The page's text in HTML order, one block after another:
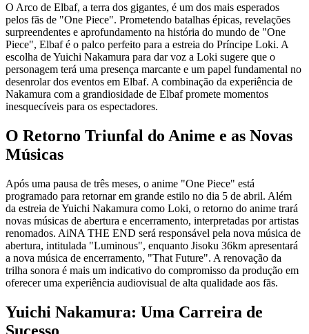
O Arco de Elbaf, a terra dos gigantes, é um dos mais esperados
pelos fãs de "One Piece". Prometendo batalhas épicas, revelações
surpreendentes e aprofundamento na história do mundo de "One
Piece", Elbaf é o palco perfeito para a estreia do Príncipe Loki. A
escolha de Yuichi Nakamura para dar voz a Loki sugere que o
personagem terá uma presença marcante e um papel fundamental no
desenrolar dos eventos em Elbaf. A combinação da experiência de
Nakamura com a grandiosidade de Elbaf promete momentos
inesquecíveis para os espectadores.
O Retorno Triunfal do Anime e as Novas
Músicas
Após uma pausa de três meses, o anime "One Piece" está
programado para retornar em grande estilo no dia 5 de abril. Além
da estreia de Yuichi Nakamura como Loki, o retorno do anime trará
novas músicas de abertura e encerramento, interpretadas por artistas
renomados. AiNA THE END será responsável pela nova música de
abertura, intitulada "Luminous", enquanto Jisoku 36km apresentará
a nova música de encerramento, "That Future". A renovação da
trilha sonora é mais um indicativo do compromisso da produção em
oferecer uma experiência audiovisual de alta qualidade aos fãs.
Yuichi Nakamura: Uma Carreira de
Sucesso